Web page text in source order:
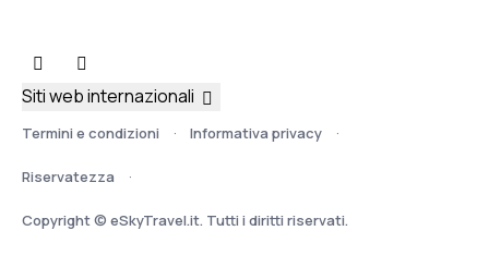
Termini e condizioni Informativa privacy
Riservatezza
Copyright © eSkyTravel.it. Tutti i diritti riservati.
Siti web internazionali